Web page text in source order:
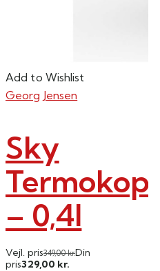
Add to Wishlist
Georg Jensen
Sky
Termokop
– 0,4l
Vejl. pris349,00kr.Din
pris329,00 kr.